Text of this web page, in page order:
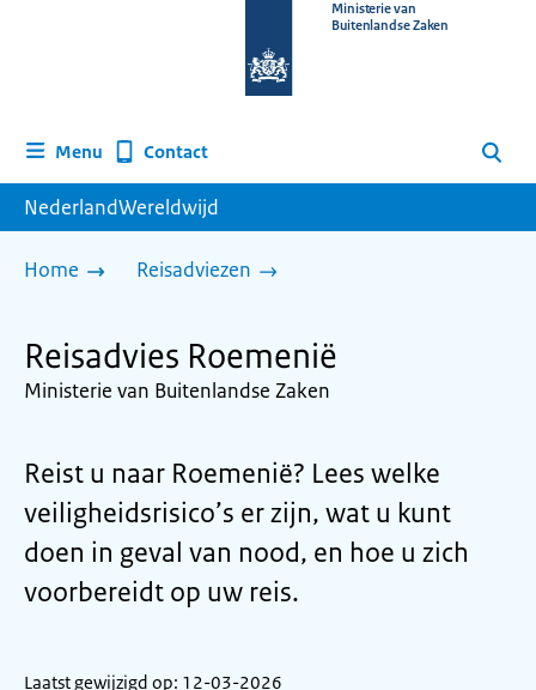
homepage
Ministerie van
Buitenlandse Zaken
Menu Contact Zoeken
NederlandWereldwijd
Home Reisadviezen
Reisadvies Roemenië
Ministerie van Buitenlandse Zaken
Reist u naar Roemenië? Lees welke
veiligheidsrisico’s er zijn, wat u kunt
doen in geval van nood, en hoe u zich
voorbereidt op uw reis.
Laatst gewijzigd op: 12-03-2026